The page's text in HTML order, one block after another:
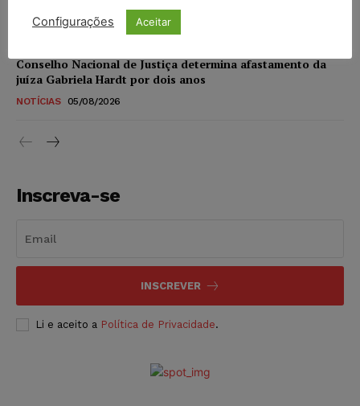
NOTÍCIAS 05/08/2026
Conselho Nacional de Justiça determina afastamento da
juíza Gabriela Hardt por dois anos
NOTÍCIAS 05/08/2026
Inscreva-se
INSCREVER
Li e aceito a Política de Privacidade.
Configurações Aceitar